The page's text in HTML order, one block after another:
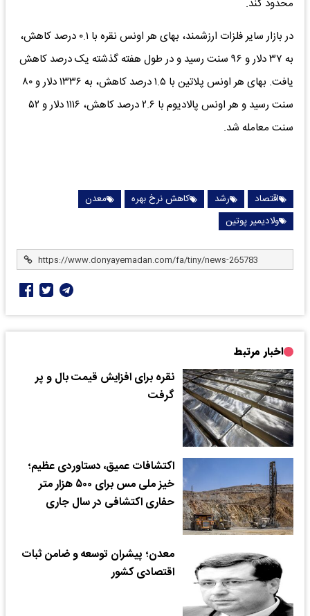
محدود کند.
در بازار سایر فلزات ارزشمند، بهای هر اونس نقره با ۰.۱ درصد کاهش،
به ۳۷ دلار و ۹۶ سنت رسید و در طول هفته گذشته یک درصد کاهش
یافت. بهای هر اونس پلاتین با ۱.۵ درصد کاهش، به ۱۳۳۶ دلار و ۸۰
سنت رسید و هر اونس پالادیوم با ۲.۶ درصد کاهش، ۱۱۱۶ دلار و ۵۲
سنت معامله شد.
اقتصاد رشد کاهش نرخ بهره
معدن
ولادیمیر پوتین
اخبار مرتبط
نقره برای افزایش قیمت بال و پر
گرفت
اکتشافات عمیق، دستاوردی عظیم؛
خیز ملی مس برای ۵۰۰ هزار متر
حفاری اکتشافی در سال جاری
معدن؛ پیشران توسعه و ضامن ثبات
اقتصادی کشور